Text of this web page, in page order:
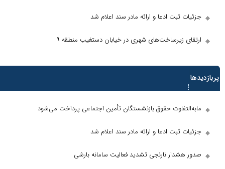
ادعا و ارائه مادر سند اعلام شد
شهری در خیابان دستغیب منطقه ۹
حقوق بازنشستگان تأمین اجتماعی پرداخت می‌شود
ادعا و ارائه مادر سند اعلام شد
نارنجی تشدید فعالیت سامانه بارشی